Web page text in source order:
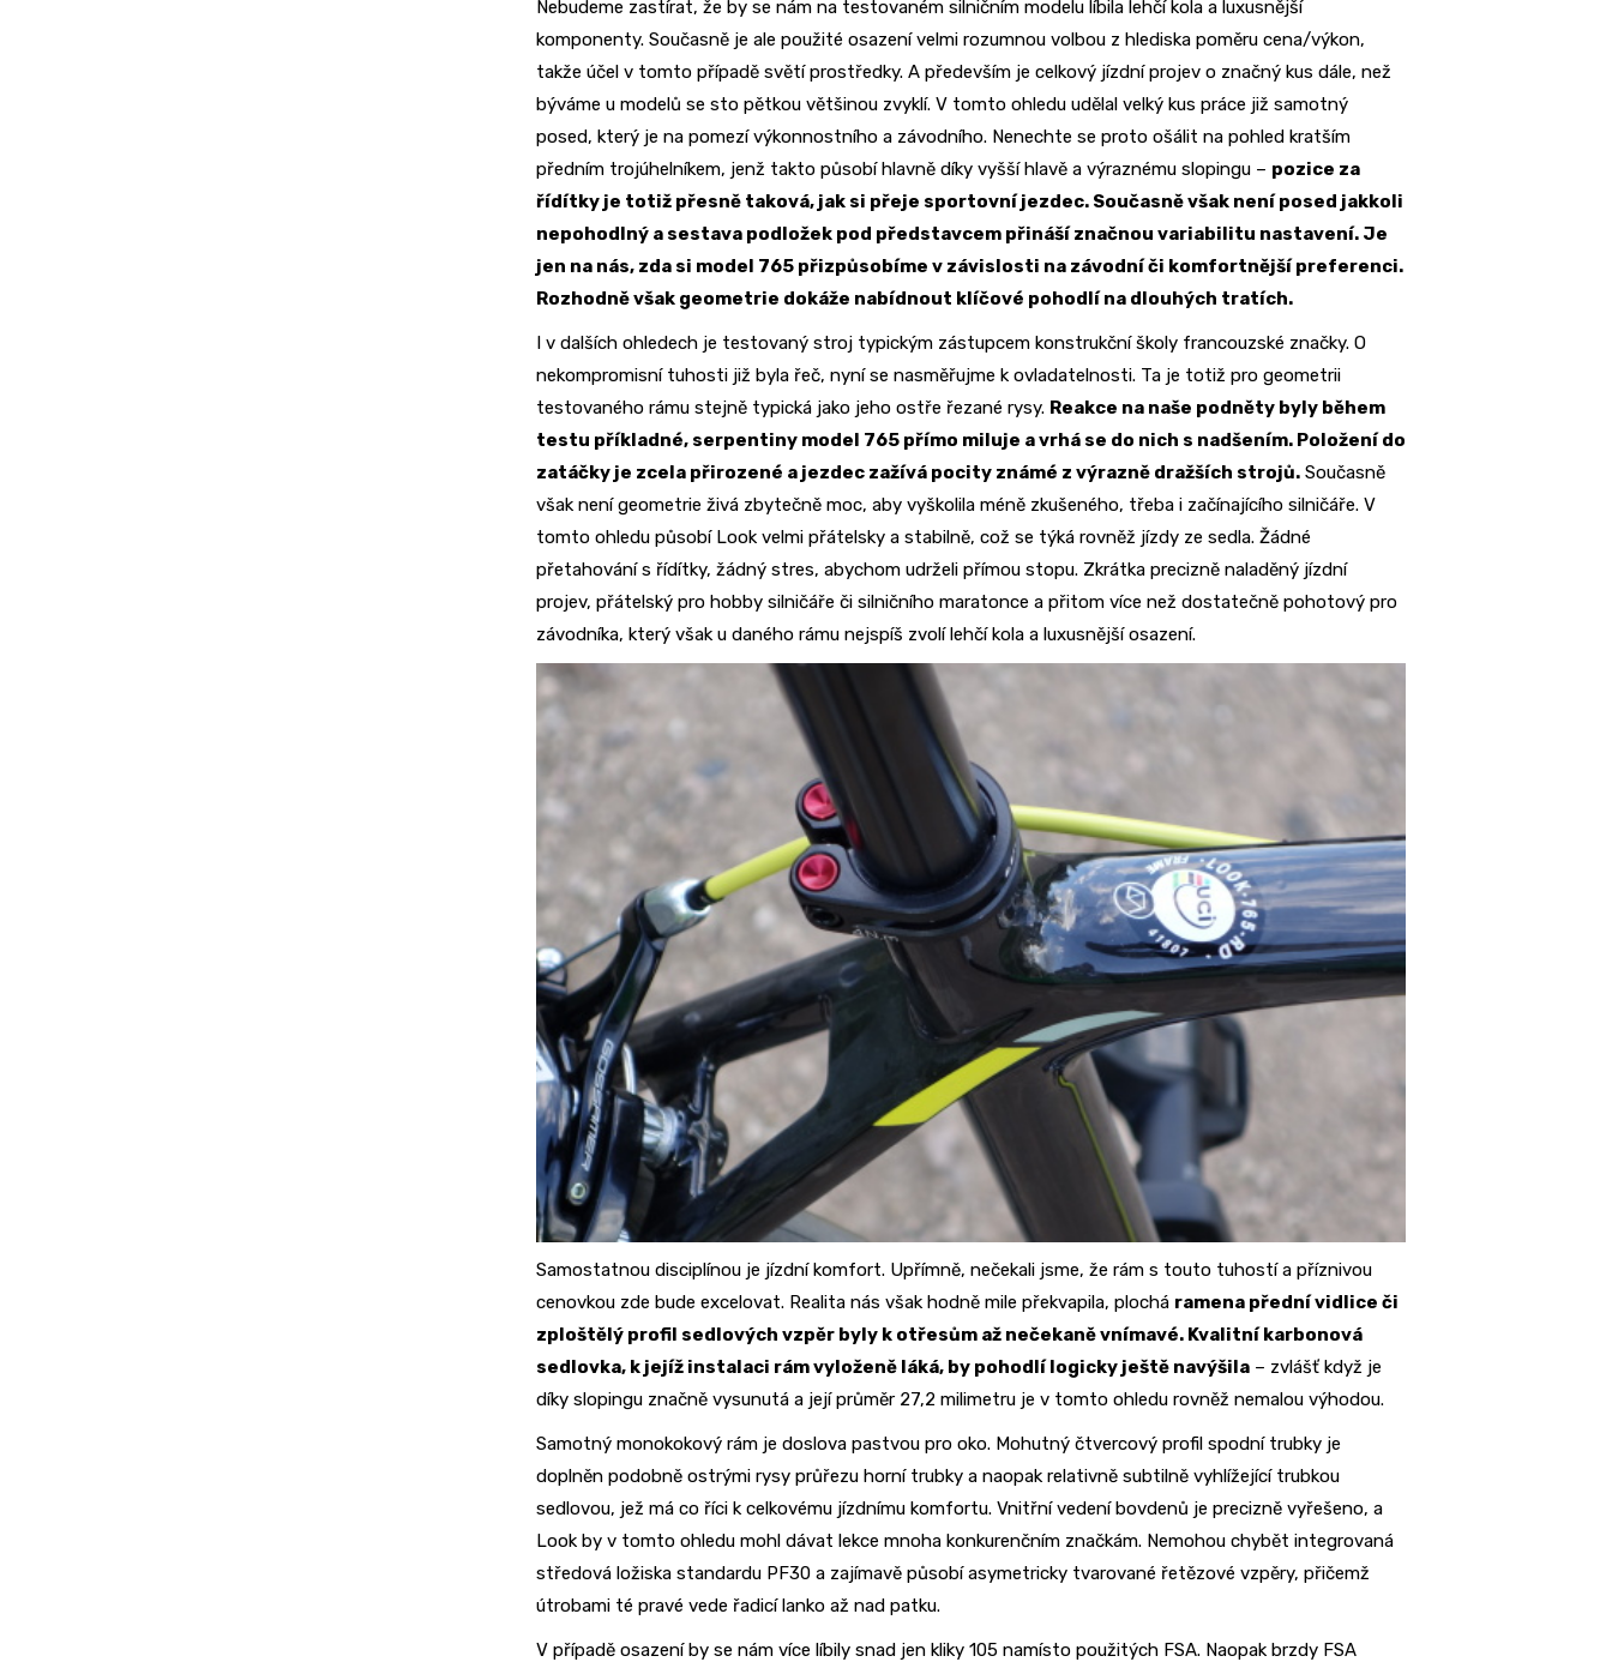
Nebudeme zastírat, že by se nám na testovaném silničním modelu líbila lehčí kola a luxusnější
komponenty. Současně je ale použité osazení velmi rozumnou volbou z hlediska poměru cena/výkon,
takže účel v tomto případě světí prostředky. A především je celkový jízdní projev o značný kus dále, než
býváme u modelů se sto pětkou většinou zvyklí. V tomto ohledu udělal velký kus práce již samotný
posed, který je na pomezí výkonnostního a závodního. Nenechte se proto ošálit na pohled kratším
předním trojúhelníkem, jenž takto působí hlavně díky vyšší hlavě a výraznému slopingu – pozice za
řídítky je totiž přesně taková, jak si přeje sportovní jezdec. Současně však není posed jakkoli
nepohodlný a sestava podložek pod představcem přináší značnou variabilitu nastavení. Je
jen na nás, zda si model 765 přizpůsobíme v závislosti na závodní či komfortnější preferenci.
Rozhodně však geometrie dokáže nabídnout klíčové pohodlí na dlouhých tratích.
I v dalších ohledech je testovaný stroj typickým zástupcem konstrukční školy francouzské značky. O
nekompromisní tuhosti již byla řeč, nyní se nasměřujme k ovladatelnosti. Ta je totiž pro geometrii
testovaného rámu stejně typická jako jeho ostře řezané rysy. Reakce na naše podněty byly během
testu příkladné, serpentiny model 765 přímo miluje a vrhá se do nich s nadšením. Položení do
zatáčky je zcela přirozené a jezdec zažívá pocity známé z výrazně dražších strojů. Současně
však není geometrie živá zbytečně moc, aby vyškolila méně zkušeného, třeba i začínajícího silničáře. V
tomto ohledu působí Look velmi přátelsky a stabilně, což se týká rovněž jízdy ze sedla. Žádné
přetahování s řídítky, žádný stres, abychom udrželi přímou stopu. Zkrátka precizně naladěný jízdní
projev, přátelský pro hobby silničáře či silničního maratonce a přitom více než dostatečně pohotový pro
závodníka, který však u daného rámu nejspíš zvolí lehčí kola a luxusnější osazení.
Samostatnou disciplínou je jízdní komfort. Upřímně, nečekali jsme, že rám s touto tuhostí a příznivou
cenovkou zde bude excelovat. Realita nás však hodně mile překvapila, plochá ramena přední vidlice či
zploštělý profil sedlových vzpěr byly k otřesům až nečekaně vnímavé. Kvalitní karbonová
sedlovka, k jejíž instalaci rám vyloženě láká, by pohodlí logicky ještě navýšila – zvlášť když je
díky slopingu značně vysunutá a její průměr 27,2 milimetru je v tomto ohledu rovněž nemalou výhodou.
Samotný monokokový rám je doslova pastvou pro oko. Mohutný čtvercový profil spodní trubky je
doplněn podobně ostrými rysy průřezu horní trubky a naopak relativně subtilně vyhlížející trubkou
sedlovou, jež má co říci k celkovému jízdnímu komfortu. Vnitřní vedení bovdenů je precizně vyřešeno, a
Look by v tomto ohledu mohl dávat lekce mnoha konkurenčním značkám. Nemohou chybět integrovaná
středová ložiska standardu PF30 a zajímavě působí asymetricky tvarované řetězové vzpěry, přičemž
útrobami té pravé vede řadicí lanko až nad patku.
V případě osazení by se nám více líbily snad jen kliky 105 namísto použitých FSA. Naopak brzdy FSA